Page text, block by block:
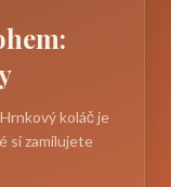
koláč je
si zamilujete